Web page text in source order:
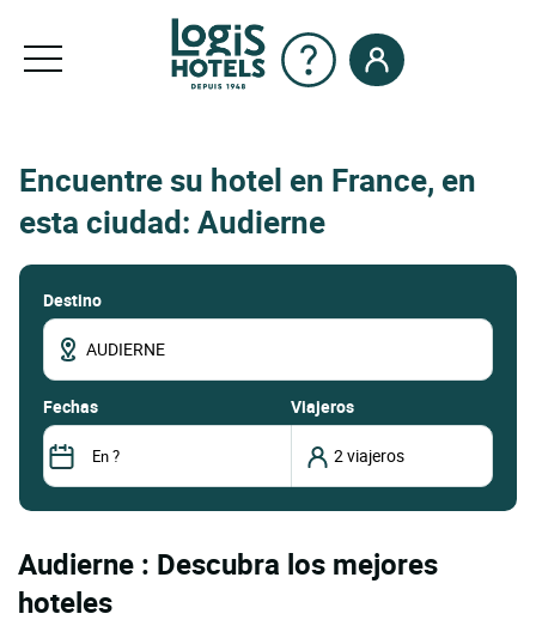
Encuentre su hotel en France, en
esta ciudad: Audierne
Destino
fechas Viajeros
Audierne : Descubra los mejores
hoteles